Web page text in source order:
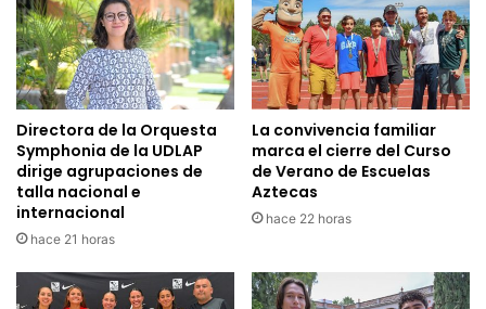
Directora de la Orquesta
Symphonia de la UDLAP
dirige agrupaciones de
talla nacional e
internacional
hace 21 horas
La convivencia familiar
marca el cierre del Curso
de Verano de Escuelas
Aztecas
hace 22 horas